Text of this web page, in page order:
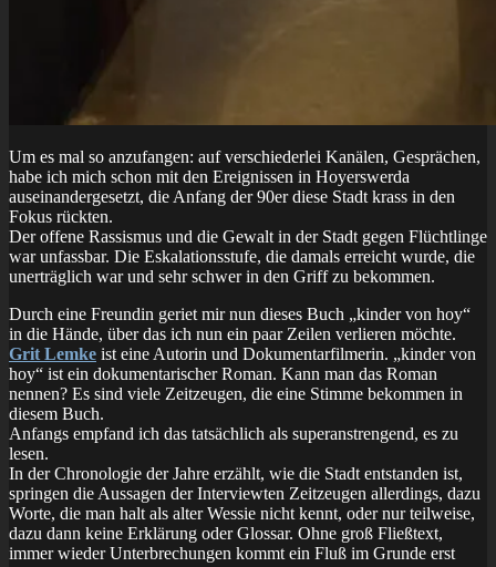
Um es mal so anzufangen: auf verschiederlei Kanälen, Gesprächen,
habe ich mich schon mit den Ereignissen in Hoyerswerda
auseinandergesetzt, die Anfang der 90er diese Stadt krass in den
Fokus rückten.
Der offene Rassismus und die Gewalt in der Stadt gegen Flüchtlinge
war unfassbar. Die Eskalationsstufe, die damals erreicht wurde, die
unerträglich war und sehr schwer in den Griff zu bekommen.
Durch eine Freundin geriet mir nun dieses Buch „kinder von hoy“
in die Hände, über das ich nun ein paar Zeilen verlieren möchte.
Grit Lemke ist eine Autorin und Dokumentarfilmerin. „kinder von
hoy“ ist ein dokumentarischer Roman. Kann man das Roman
nennen? Es sind viele Zeitzeugen, die eine Stimme bekommen in
diesem Buch.
Anfangs empfand ich das tatsächlich als superanstrengend, es zu
lesen.
In der Chronologie der Jahre erzählt, wie die Stadt entstanden ist,
springen die Aussagen der Interviewten Zeitzeugen allerdings, dazu
Worte, die man halt als alter Wessie nicht kennt, oder nur teilweise,
dazu dann keine Erklärung oder Glossar. Ohne groß Fließtext,
immer wieder Unterbrechungen kommt ein Fluß im Grunde erst